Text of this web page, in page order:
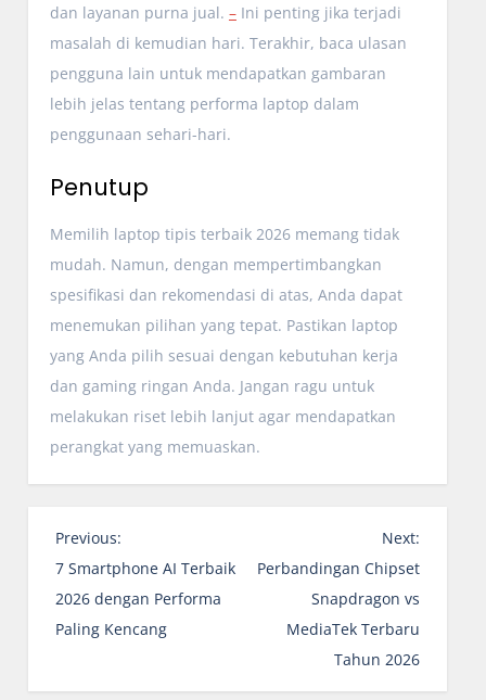
dan layanan purna jual. –Ini penting jika terjadi
masalah di kemudian hari. Terakhir, baca ulasan
pengguna lain untuk mendapatkan gambaran
lebih jelas tentang performa laptop dalam
penggunaan sehari-hari.
Penutup
Memilih laptop tipis terbaik 2026 memang tidak
mudah. Namun, dengan mempertimbangkan
spesifikasi dan rekomendasi di atas, Anda dapat
menemukan pilihan yang tepat. Pastikan laptop
yang Anda pilih sesuai dengan kebutuhan kerja
dan gaming ringan Anda. Jangan ragu untuk
melakukan riset lebih lanjut agar mendapatkan
perangkat yang memuaskan.
N
a
v
i
a
Previous:
7 Smartphone AI Terbaik
2026 dengan Performa
Paling Kencang
Next:
Perbandingan Chipset
Snapdragon vs
MediaTek Terbaru
Tahun 2026